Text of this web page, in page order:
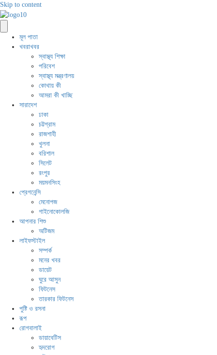
Skip to content
মূল পাতা
খবরাখবর
স্বাস্থ্য শিক্ষা
পরিবেশ
স্বাস্থ্য মন্ত্রণালয়
কোথায় কী
আমরা কী খাচ্ছি
সারাদেশ
ঢাকা
চট্টগ্রাম
রাজশাহী
খুলনা
বরিশাল
সিলেট
রংপুর
ময়মনসিংহ
প্রেগনেন্সি
মেনোপজ
গাইনোকোলজি
আপনার শিশু
অটিজম
লাইফস্টাইল
সম্পর্ক
মনের খবর
ডায়েট
ঘুরে আসুন
ফিটনেস
তারকার ফিটনেস
পুষ্টি ও রসনা
রূপ
রোগবালাই
ডায়াবেটিস
হৃদরোগ